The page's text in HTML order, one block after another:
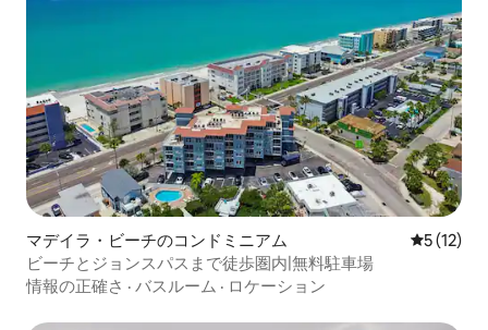
マデイラ・ビーチのコンドミニアム レビュー
5 (12)
ビーチとジョンスパスまで徒歩圏内|無料駐車場
情報の正確さ · バスルーム · ロケーション